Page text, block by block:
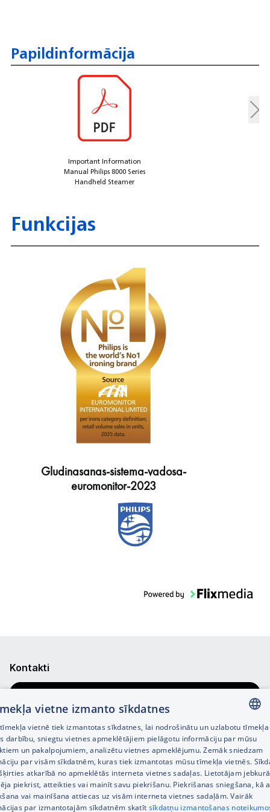
Important Information
Manual Philips 8000 Series
Handheld Steamer
Papildinformācija
Funkcijas
Gludinasanas-sistema-vadosa-
euromonitor-2023
Kontakti
Uzdot jautājumu
Tālrunis
+371 67333733
Klientu apkalpošanas darba laiks:
Darba dienās 8:00 – 21:00,
LATVIAN
RUSSIAN
ENGLISH
vietne izmanto sīkdatnes
vietnē tiek izmantotas sīkdatnes, lai nodrošinātu un uzlabotu tīmekļa
darbību, sniegtu vietnes apmeklētājiem pielāgotu informāciju par mūsu
un pakalpojumiem, analizētu vietnes apmeklējumu. Zemāk sniedzam
par visām sīkdatnēm, kuras tiek izmantotas mūsu tīmekļa vietnēs.
atkarībā no apmeklētās interneta vietnes sadaļas. Lietotājam
piekrist, atteikties vai mainīt savu piekrišanu. Piekrišanas sniegšana, kā
vai mainīšana attiecas uz visām interneta vietnes sadaļām. Vairāk
par izmantotajām sīkdatnēm skatīt sīkdatņu izmantošanas